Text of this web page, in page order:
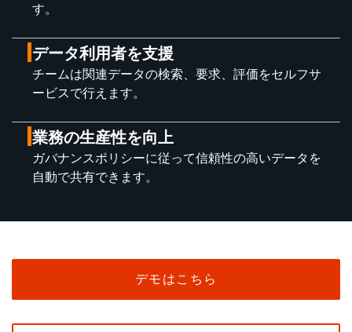
す。
データ利用者を支援
チームは関連データの検索、要求、評価をセルフサ
ービスで行えます。
業務の生産性を向上
ガバナンスポリシーに従って信頼性の高いデータを
自動で共有できます。
デモはこちら